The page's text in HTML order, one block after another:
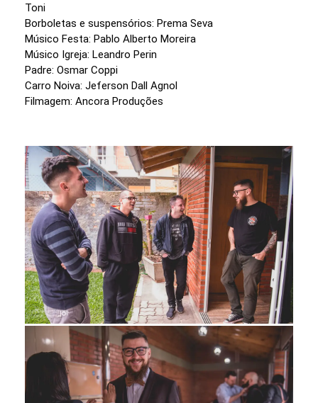
Toni
Borboletas e suspensórios: Prema Seva
Músico Festa: Pablo Alberto Moreira
Músico Igreja: Leandro Perin
Padre: Osmar Coppi
Carro Noiva: Jeferson Dall Agnol
Filmagem: Ancora Produções